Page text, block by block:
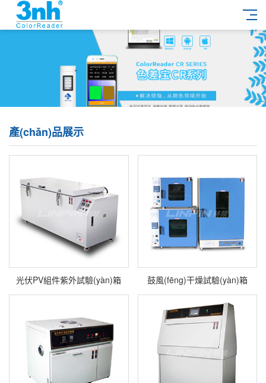
產(chǎn)品展示
光伏PV組件紫外試驗(yàn)箱 鼓風(fēng)干燥試驗(yàn)箱